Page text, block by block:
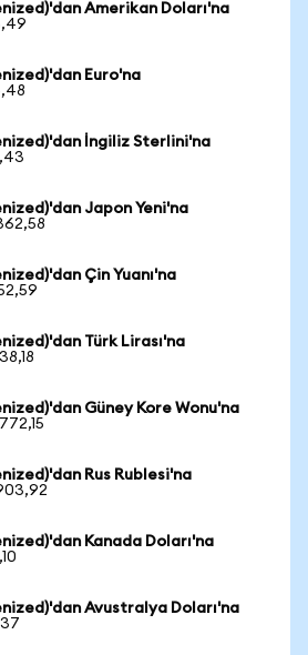
Amerikan Doları'na
Euro'na
İngiliz Sterlini'na
Japon Yeni'na
Çin Yuanı'na
Türk Lirası'na
Güney Kore Wonu'na
Rus Rublesi'na
Kanada Doları'na
Avustralya Doları'na